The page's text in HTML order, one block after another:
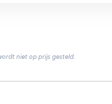
niet op prijs gesteld.